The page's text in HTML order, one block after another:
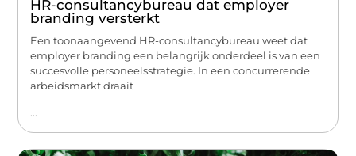
HR-consultancybureau dat employer
branding versterkt
Een toonaangevend HR-consultancybureau weet dat
employer branding een belangrijk onderdeel is van een
succesvolle personeelsstrategie. In een concurrerende
arbeidsmarkt draait
...